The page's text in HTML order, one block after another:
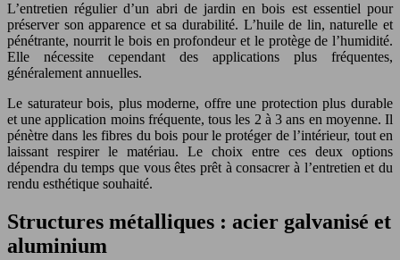
L’entretien régulier d’un abri de jardin en bois est essentiel pour
préserver son apparence et sa durabilité. L’huile de lin, naturelle et
pénétrante, nourrit le bois en profondeur et le protège de l’humidité.
Elle nécessite cependant des applications plus fréquentes,
généralement annuelles.
Le saturateur bois, plus moderne, offre une protection plus durable
et une application moins fréquente, tous les 2 à 3 ans en moyenne. Il
pénètre dans les fibres du bois pour le protéger de l’intérieur, tout en
laissant respirer le matériau. Le choix entre ces deux options
dépendra du temps que vous êtes prêt à consacrer à l’entretien et du
rendu esthétique souhaité.
Structures métalliques : acier galvanisé et
aluminium